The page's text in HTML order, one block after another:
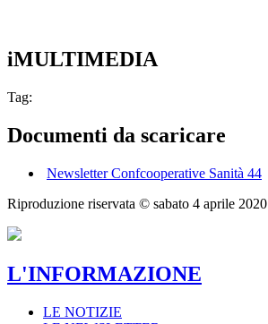
iMULTIMEDIA
Tag:
Documenti da scaricare
Newsletter Confcooperative Sanità 44
Riproduzione riservata © sabato 4 aprile 2020
L'INFORMAZIONE
LE NOTIZIE